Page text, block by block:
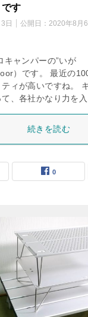
す
日 公開日： 2020年8月6
キャンパーの”いが
）です。 最近の
ィが高いですね。
て、各社かなり力を
続きを読む
0